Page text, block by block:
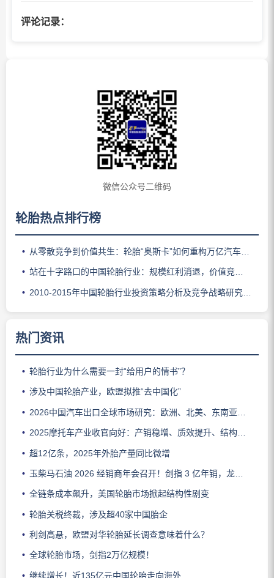
评论记录：
微信公众号二维码
轮胎热点排行榜
从零散竞争到价值共生：轮胎“奥斯卡”如何重构万亿汽车后市场逻辑
站在十字路口的中国轮胎行业：规模红利消退，价值竞争启幕
2010-2015年中国轮胎行业投资策略分析及竞争战略研究咨询报告
热门资讯
轮胎行业为什么需要一封“给用户的情书”？
涉及中国轮胎产业，欧盟拟推“去中国化”
2026中国汽车出口全球市场研究：欧洲、北美、东南亚及澳新格局与趋势分析
2025摩托车产业收官向好：产销稳增、质效提升、结构优化
超12亿条，2025年外胎产量同比微增
玉柴马石油 2026 经销商年会召开！剑指 3 亿年销，龙护品牌锚定一线定位
全链条成本飙升，美国轮胎市场掀起结构性剧变
轮胎关税终裁，涉及超40家中国胎企
利剑高悬，欧盟对华轮胎延长调查意味着什么？
全球轮胎市场，剑指2万亿规模！
继续增长！近135亿元中国轮胎走向海外